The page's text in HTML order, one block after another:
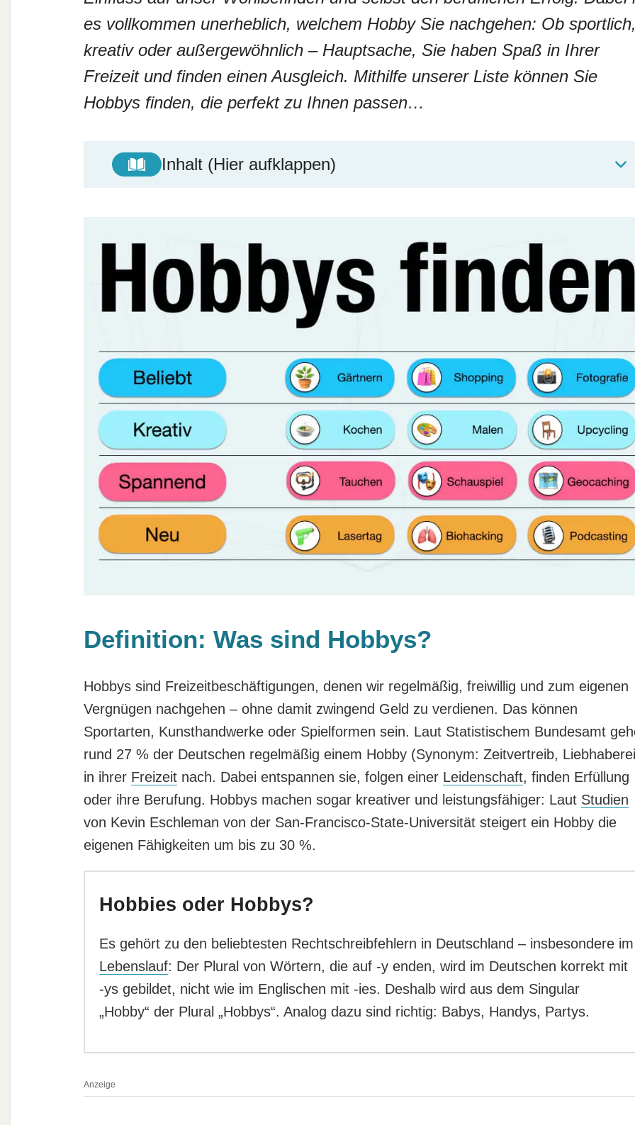
es vollkommen unerheblich, welchem Hobby Sie nachgehen: Ob
kreativ oder außergewöhnlich – Hauptsache, Sie haben Spaß in Ihrer
Freizeit und finden einen Ausgleich. Mithilfe unserer Liste können Sie
Hobbys finden, die perfekt zu Ihnen passen…
Inhalt (Hier aufklappen)
Definition: Was sind Hobbys?
Hobbys sind Freizeitbeschäftigungen, denen wir regelmäßig, freiwillig und zum eigenen
Vergnügen nachgehen – ohne damit zwingend Geld zu verdienen. Das können
Sportarten, Kunsthandwerke oder Spielformen sein. Laut Statistischem Bundesamt
rund 27 % der Deutschen regelmäßig einem Hobby (Synonym: Zeitvertreib,
in ihrer Freizeitnach. Dabei entspannen sie, folgen einer Leidenschaft, finden Erfüllung
oder ihre Berufung. Hobbys machen sogar kreativer und leistungsfähiger: Laut Studien
von Kevin Eschleman von der San-Francisco-State-Universität steigert ein Hobby die
eigenen Fähigkeiten um bis zu 30 %.
Hobbies oder Hobbys?
Es gehört zu den beliebtesten Rechtschreibfehlern in Deutschland – insbesondere im
Lebenslauf: Der Plural von Wörtern, die auf -y enden, wird im Deutschen korrekt mit
-ys gebildet, nicht wie im Englischen mit -ies. Deshalb wird aus dem Singular
„Hobby“ der Plural „Hobbys“. Analog dazu sind richtig: Babys, Handys, Partys.
Anzeige